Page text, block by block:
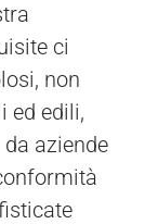
ci
non
ed edili,
aziende